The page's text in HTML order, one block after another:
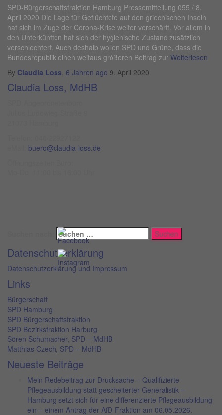
SPD-Bürgerschaftsfraktion Hamburg Pressemitteilung 055 / 8.
April 2020 Die Lage für Geflüchtete auf den griechischen Inseln
hat sich im Zuge der Corona-Krise weiter verschärft. Vor allem in
den Unterkünften hat sich der hygienische Zustand zusätzlich
verschlechtert. Auch deshalb wollen SPD und Grüne, dass die
Bundesrepublik einen weitaus größeren Beitrag zur Weiterlesen
By Claudia Loss, 6 Jahren ago 9. April 2020
Claudia Loss, MdHB
buero@claudia-loss.de
Datenschutzerklärung
Datenschutzerklärung und Impressum
Links
Bürgerschaft
SPD Hamburg
SPD Bürgerschaftsfraktion
SPD Bezirksfraktion Harburg
Sören Schumacher, SPD – MdHB
Matthias Czech, SPD – MdHB
Neueste Beiträge
Mein Redebeitrag zur Drucksache – Qualifizierte
Pflegeausbildung statt gescheiterter Generalistik –
Hamburg setzt sich für eine differenzierte Pflegeausbildung
ein – einem Antrag der AfD-Fraktion am 06.05.2026.